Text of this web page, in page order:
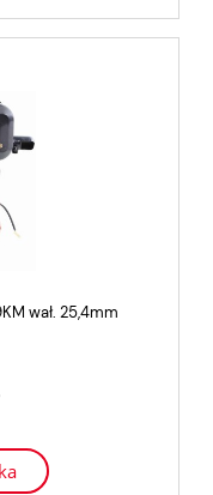
wał. 25,4mm